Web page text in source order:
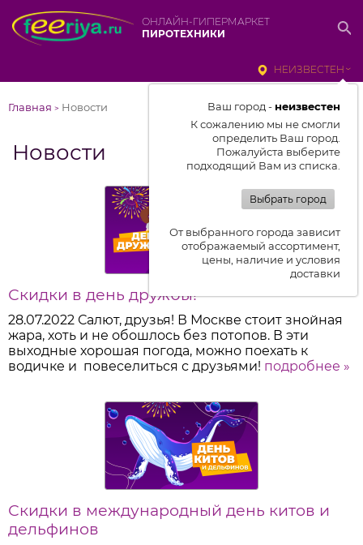
ОНЛАЙН-ГИПЕРМАРКЕТ
ПИРОТЕХНИКИ
НЕИЗВЕСТЕН
Ваш город - неизвестен
К сожалению мы не смогли
определить Ваш город.
Пожалуйста выберите
подходящий Вам из списка.
Выбрать город
От выбранного города зависит
отображаемый ассортимент,
цены, наличие и условия
доставки
Главная > Новости
Новости
Скидки в день дружбы!
28.07.2022 Салют, друзья! В Москве стоит знойная
жара, хоть и не обошлось без потопов. В эти
выходные хорошая погода, можно поехать к
водичке и повеселиться с друзьями! подробнее »
Скидки в международный день китов и
дельфинов